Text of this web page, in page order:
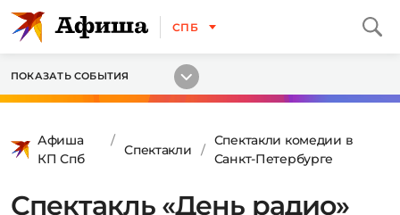
СПБ
ПОКАЗАТЬ СОБЫТИЯ
Афиша
КП Спб
Спектакли
Спектакли комедии в
Санкт-Петербурге
Спектакль «День радио»